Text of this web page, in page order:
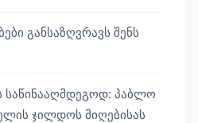
განსაზღვრავს შენს
საწინააღმდეგოდ: პაბლო
ჯილდოს მიღებისას